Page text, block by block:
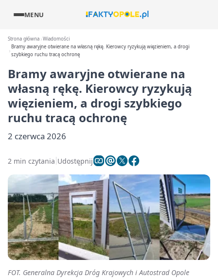
MENU
Strona główna Wiadomości
Bramy awaryjne otwierane na własną rękę. Kierowcy ryzykują więzieniem, a drogi
szybkiego ruchu tracą ochronę
Bramy awaryjne otwierane na
własną rękę. Kierowcy ryzykują
więzieniem, a drogi szybkiego
ruchu tracą ochronę
2 czerwca 2026
2 min czytania Udostępnij
FOT. Generalna Dyrekcja Dróg Krajowych i Autostrad Opole